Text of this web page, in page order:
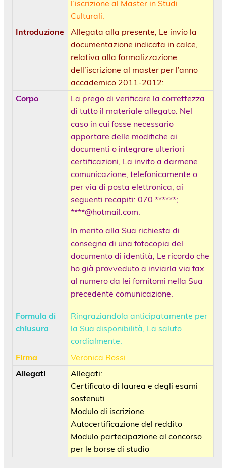
l’iscrizione al Master in Studi
Culturali.
Introduzione
Allegata alla presente, Le invio la
documentazione indicata in calce,
relativa alla formalizzazione
dell’iscrizione al master per l’anno
accademico 2011-2012:
Corpo
La prego di verificare la correttezza
di tutto il materiale allegato. Nel
caso in cui fosse necessario
apportare delle modifiche ai
documenti o integrare ulteriori
certificazioni, La invito a darmene
comunicazione, telefonicamente o
per via di posta elettronica, ai
seguenti recapiti: 070 ******;
****@hotmail.com.
In merito alla Sua richiesta di
consegna di una fotocopia del
documento di identità, Le ricordo che
ho già provveduto a inviarla via fax
al numero da lei fornitomi nella Sua
precedente comunicazione.
Formula di
chiusura
Ringraziandola anticipatamente per
la Sua disponibilità, La saluto
cordialmente.
Firma
Veronica Rossi
Allegati
Allegati:
Certificato di laurea e degli esami
sostenuti
Modulo di iscrizione
Autocertificazione del reddito
Modulo partecipazione al concorso
per le borse di studio